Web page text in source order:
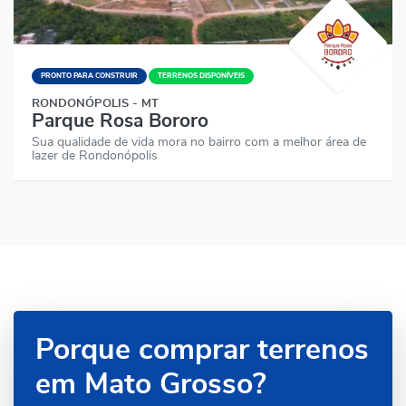
PRONTO PARA CONSTRUIR TERRENOS DISPONÍVEIS
RONDONÓPOLIS - MT
Parque Rosa Bororo
Sua qualidade de vida mora no bairro com a melhor área de
lazer de Rondonópolis
Porque comprar terrenos
em Mato Grosso?